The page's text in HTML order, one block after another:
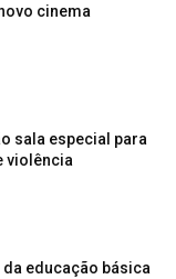
cinema
sala especial para
violência
da educação básica